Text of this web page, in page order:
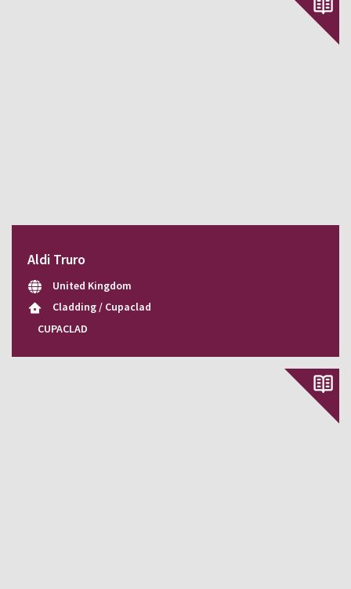
Aldi Truro
United Kingdom
Cladding / Cupaclad
CUPACLAD